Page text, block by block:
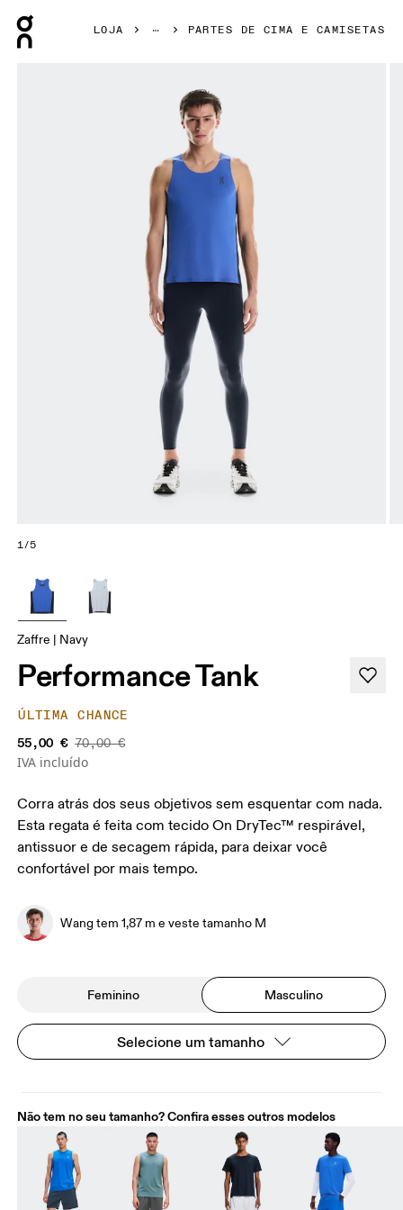
LOJA PARTES DE CIMA E CAMISETAS
1/5
Zaffre | Navy
Performance Tank
ÚLTIMA CHANCE
55,00 € 70,00 €
IVA incluído
Corra atrás dos seus objetivos sem esquentar com nada.
Esta regata é feita com tecido On DryTec™ respirável,
antissuor e de secagem rápida, para deixar você
confortável por mais tempo.
Wang tem 1,87 m e veste tamanho M
Feminino Masculino
Selecione um tamanho
Não tem no seu tamanho? Confira esses outros modelos